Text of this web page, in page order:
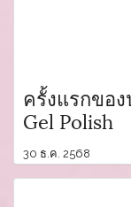
ครั้งแรกขอ
Gel Polish
30 ธ.ค. 2568